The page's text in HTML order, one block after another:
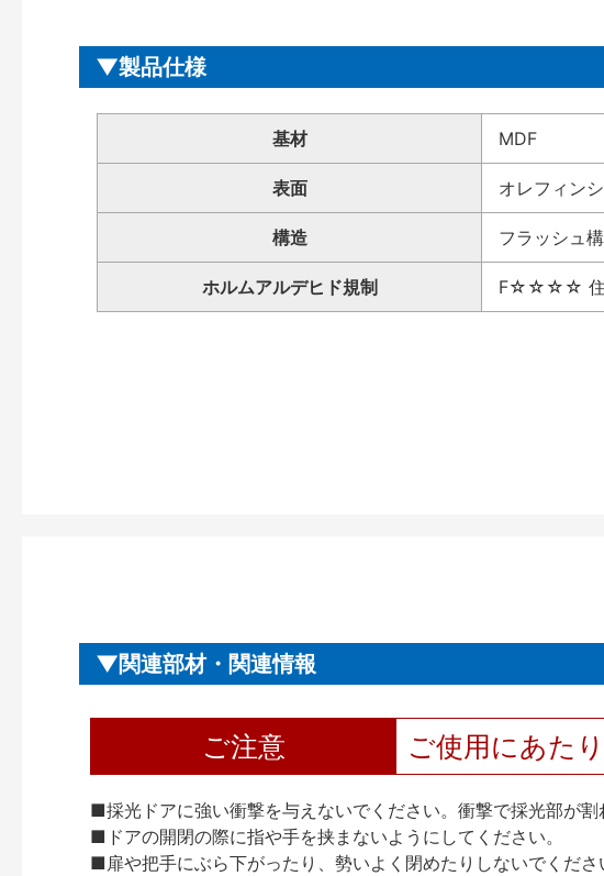
製品仕様
基材 MDF
表面 オレフィン
構造 フラッシュ
ホルムアルデヒド規制 F☆☆☆☆ 住
関連部材・関連情報
ご注意 ご使用にあた
■採光ドアに強い衝撃を与えないでください。衝撃で採光部が割
■ドアの開閉の際に指や手を挟まないようにしてください。
■扉や把手にぶら下がったり、勢いよく閉めたりしないでくださ